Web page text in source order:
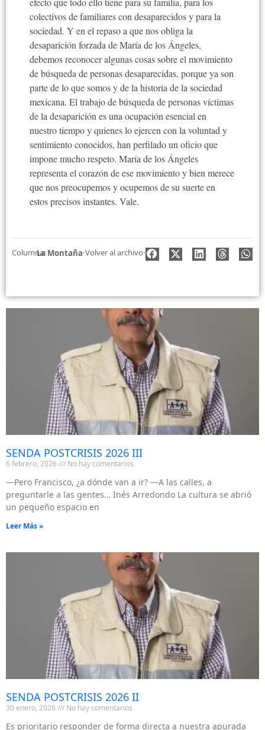
colectivos de familiares con desaparecidos y para la
sociedad. Y en el repaso a que nos obliga la
desaparición forzada de María de los Ángeles,
debemos reconocer algunas cosas sobre el movimiento
de búsqueda de personas desaparecidas, porque ya son
parte de lo que somos y de la historia de la sociedad
mexicana. El trabajo de búsqueda de personas víctimas
de la desaparición es una ocupación esencial en
nuestro tiempo y quienes lo ejercen con la voluntad y
sentimiento conocidos, han perfilado un oficio que
impone mucho respeto. María de los Ángeles
representa el corazón de ese movimiento y bien merece
que nos preocupemos y ocupemos de su suerte en
estos precisos instantes. Vale.
Columna:La Montaña·Volver al archivo·
SENDA POSTCRISIS 2026 III
6 febrero, 2026 No hay comentarios
—Pero Francisco, ¿a dónde van a ir? —A las calles, a
preguntarle a las gentes… Inés Arredondo La cultura se abrió
un pequeño espacio en
Leer Más »
SENDA POSTCRISIS 2026 II
30 enero, 2026 No hay comentarios
Es prioritario responder de forma directa a nuestra apurada